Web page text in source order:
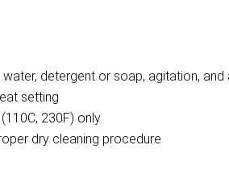
detergent or soap, agitation,
setting
230F) only
dry cleaning procedure